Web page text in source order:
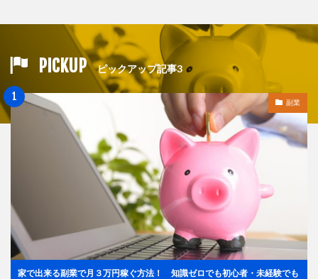
PICKUP ピックアップ記事3
副業
家で出来る副業で月３万円稼ぐ方法！ 知識ゼロでも初心者・未経験でも